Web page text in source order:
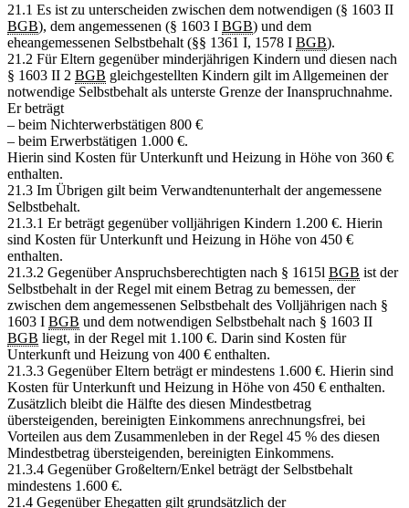
21.1 Es ist zu unterscheiden zwischen dem notwendigen (§ 1603 II
BGB), dem angemessenen (§ 1603 I BGB) und dem
eheangemessenen Selbstbehalt (§§ 1361 I, 1578 I BGB).
21.2 Für Eltern gegenüber minderjährigen Kindern und diesen nach
§ 1603 II 2 BGB gleichgestellten Kindern gilt im Allgemeinen der
notwendige Selbstbehalt als unterste Grenze der Inanspruchnahme.
Er beträgt
– beim Nichterwerbstätigen 800 €
– beim Erwerbstätigen 1.000 €.
Hierin sind Kosten für Unterkunft und Heizung in Höhe von 360 €
enthalten.
21.3 Im Übrigen gilt beim Verwandtenunterhalt der angemessene
Selbstbehalt.
21.3.1 Er beträgt gegenüber volljährigen Kindern 1.200 €. Hierin
sind Kosten für Unterkunft und Heizung in Höhe von 450 €
enthalten.
21.3.2 Gegenüber Anspruchsberechtigten nach § 1615l BGB ist der
Selbstbehalt in der Regel mit einem Betrag zu bemessen, der
zwischen dem angemessenen Selbstbehalt des Volljährigen nach §
1603 I BGB und dem notwendigen Selbstbehalt nach § 1603 II
BGB liegt, in der Regel mit 1.100 €. Darin sind Kosten für
Unterkunft und Heizung von 400 € enthalten.
21.3.3 Gegenüber Eltern beträgt er mindestens 1.600 €. Hierin sind
Kosten für Unterkunft und Heizung in Höhe von 450 € enthalten.
Zusätzlich bleibt die Hälfte des diesen Mindestbetrag
übersteigenden, bereinigten Einkommens anrechnungsfrei, bei
Vorteilen aus dem Zusammenleben in der Regel 45 % des diesen
Mindestbetrag übersteigenden, bereinigten Einkommens.
21.3.4 Gegenüber Großeltern/Enkel beträgt der Selbstbehalt
mindestens 1.600 €.
21.4 Gegenüber Ehegatten gilt grundsätzlich der